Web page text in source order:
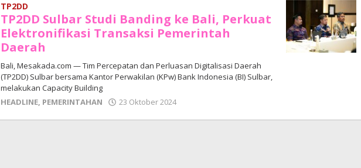
TP2DD
TP2DD Sulbar Studi Banding ke Bali, Perkuat
Elektronifikasi Transaksi Pemerintah
Daerah
Bali, Mesakada.com — Tim Percepatan dan Perluasan Digitalisasi Daerah
(TP2DD) Sulbar bersama Kantor Perwakilan (KPw) Bank Indonesia (BI) Sulbar,
melakukan Capacity Building
HEADLINE, PEMERINTAHAN 23 Oktober 2024
Junaedi